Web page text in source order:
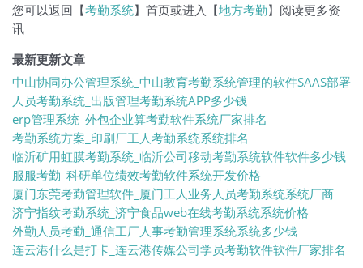
您可以返回【考勤系统】首页或进入【地方考勤】阅读更多资
讯
最新更新文章
中山协同办公管理系统_中山教育考勤系统管理的软件SAAS部署
人员考勤系统_出版管理考勤系统APP多少钱
erp管理系统_外包企业算考勤软件系统厂家排名
考勤系统方案_印刷厂工人考勤系统系统排名
临沂矿用虹膜考勤系统_临沂公司移动考勤系统软件软件多少钱
服服考勤_科研单位绩效考勤软件系统开发价格
厦门东莞考勤管理软件_厦门工人业务人员考勤系统系统厂商
济宁指纹考勤系统_济宁食品web在线考勤系统系统价格
外勤人员考勤_通信工厂人事考勤管理系统系统多少钱
连云港什么是打卡_连云港传媒公司学员考勤软件软件厂家排名